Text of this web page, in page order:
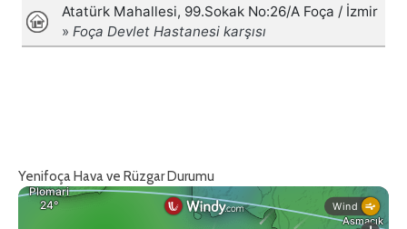
Yenifoça Hava ve Rüzgar Durumu